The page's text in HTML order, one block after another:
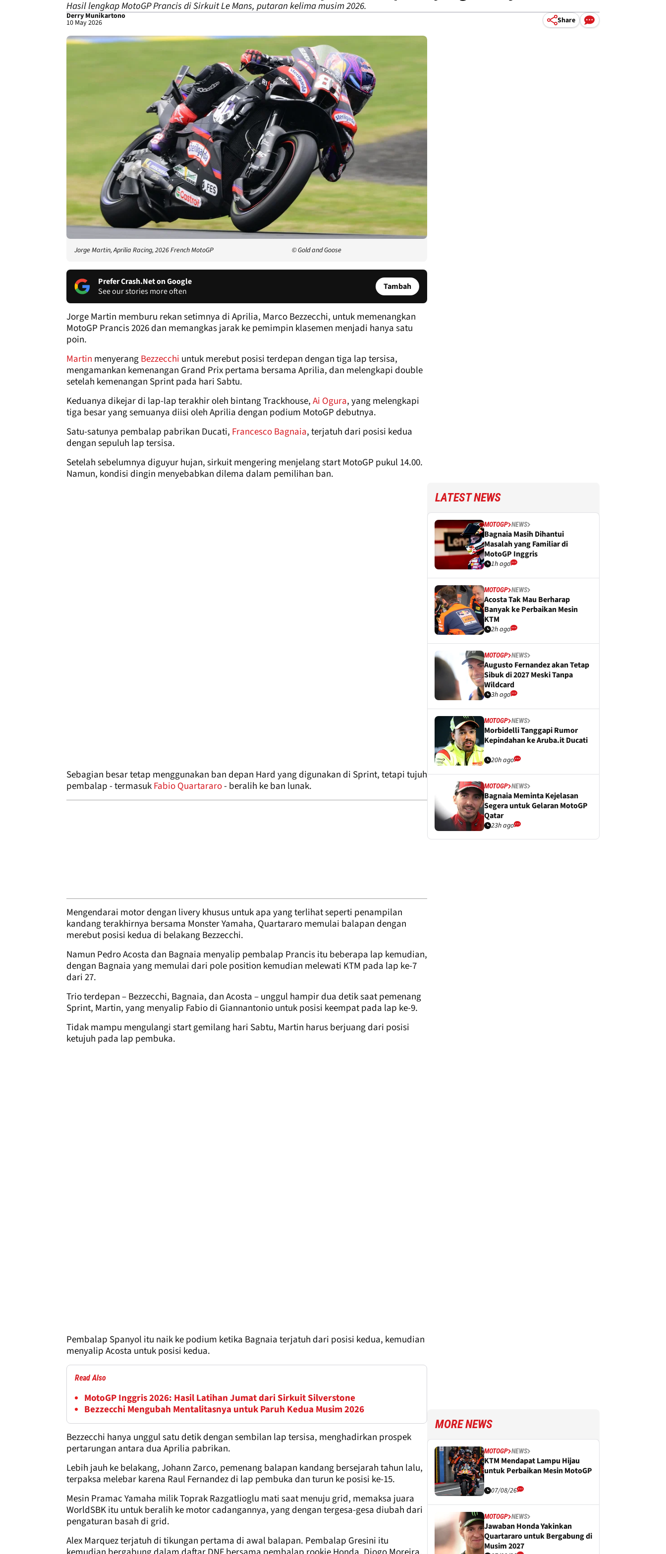
Hasil lengkap MotoGP Prancis di Sirkuit Le Mans, putaran kelima musim 2026.
Derry Munikartono
10 May 2026 Share
Jorge Martin, Aprilia Racing, 2026 French MotoGP © Gold and Goose
Prefer Crash.Net on Google
See our stories more often
Tambah
Jorge Martin memburu rekan setimnya di Aprilia, Marco Bezzecchi, untuk memenangkan
MotoGP Prancis 2026 dan memangkas jarak ke pemimpin klasemen menjadi hanya satu
poin.
Martin menyerangBezzecchi untuk merebut posisi terdepan dengan tiga lap tersisa,
mengamankan kemenangan Grand Prix pertama bersama Aprilia, dan melengkapi double
setelah kemenangan Sprint pada hari Sabtu.
Keduanya dikejar di lap-lap terakhir oleh bintang Trackhouse,Ai Ogura, yang melengkapi
tiga besar yang semuanya diisi oleh Aprilia dengan podium MotoGP debutnya.
Satu-satunya pembalap pabrikan Ducati, Francesco Bagnaia, terjatuh dari posisi kedua
dengan sepuluh lap tersisa.
Setelah sebelumnya diguyur hujan, sirkuit mengering menjelang start MotoGP pukul 14.00.
Namun, kondisi dingin menyebabkan dilema dalam pemilihan ban.
Sebagian besar tetap menggunakan ban depan Hard yang digunakan di Sprint, tetapi tujuh
pembalap - termasukFabio Quartararo- beralih ke ban lunak.
Mengendarai motor dengan livery khusus untuk apa yang terlihat seperti penampilan
kandang terakhirnya bersama Monster Yamaha, Quartararo memulai balapan dengan
merebut posisi kedua di belakang Bezzecchi.
Namun Pedro Acosta dan Bagnaia menyalip pembalap Prancis itu beberapa lap kemudian,
dengan Bagnaia yang memulai dari pole position kemudian melewati KTM pada lap ke-7
dari 27.
Trio terdepan – Bezzecchi, Bagnaia, dan Acosta – unggul hampir dua detik saat pemenang
Sprint, Martin, yang menyalip Fabio di Giannantonio untuk posisi keempat pada lap ke-9.
Tidak mampu mengulangi start gemilang hari Sabtu, Martin harus berjuang dari posisi
ketujuh pada lap pembuka.
Pembalap Spanyol itu naik ke podium ketika Bagnaia terjatuh dari posisi kedua, kemudian
menyalip Acosta untuk posisi kedua.
Read Also
MotoGP Inggris 2026: Hasil Latihan Jumat dari Sirkuit Silverstone
Bezzecchi Mengubah Mentalitasnya untuk Paruh Kedua Musim 2026
Bezzecchi hanya unggul satu detik dengan sembilan lap tersisa, menghadirkan prospek
pertarungan antara dua Aprilia pabrikan.
Lebih jauh ke belakang, Johann Zarco, pemenang balapan kandang bersejarah tahun lalu,
terpaksa melebar karena Raul Fernandez di lap pembuka dan turun ke posisi ke-15.
Mesin Pramac Yamaha milik Toprak Razgatlioglu mati saat menuju grid, memaksa juara
WorldSBK itu untuk beralih ke motor cadangannya, yang dengan tergesa-gesa diubah dari
pengaturan basah di grid.
Alex Marquez terjatuh di tikungan pertama di awal balapan. Pembalap Gresini itu
LATEST NEWS
MOTOGP NEWS
Bagnaia Masih Dihantui
Masalah yang Familiar di
MotoGP Inggris
1h ago
MOTOGP NEWS
Acosta Tak Mau Berharap
Banyak ke Perbaikan Mesin
KTM
2h ago
MOTOGP NEWS
Augusto Fernandez akan Tetap
Sibuk di 2027 Meski Tanpa
Wildcard
3h ago
MOTOGP NEWS
Morbidelli Tanggapi Rumor
Kepindahan ke Aruba.it Ducati
20h ago
MOTOGP NEWS
Bagnaia Meminta Kejelasan
Segera untuk Gelaran MotoGP
Qatar
23h ago
MORE NEWS
MOTOGP NEWS
KTM Mendapat Lampu Hijau
untuk Perbaikan Mesin MotoGP
07/08/26
MOTOGP NEWS
Jawaban Honda Yakinkan
Quartararo untuk Bergabung di
Musim 2027